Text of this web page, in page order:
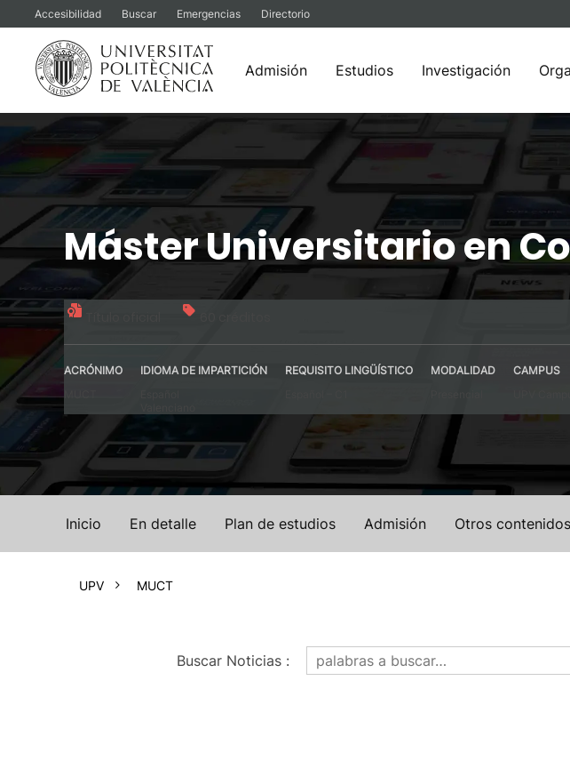
Accesibilidad Buscar Emergencias Directorio
Admisión Estudios Investigación
contenido
Máster Universitario en
ACRÓNIMO
IDIOMA DE IMPARTICIÓN
REQUISITO LINGÜÍSTICO
MODALIDAD
CAMPUS
Inicio En detalle Plan de estudios Admisión Otros contenidos
UPV MUCT
Buscar Noticias :